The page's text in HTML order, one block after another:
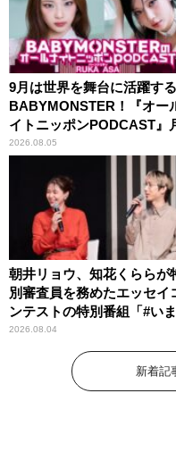
9月は世界を舞台に活躍する
BABYMONSTER！『オー
イトニッポンPODCAST』
わりパーソナリティ
2026.08.05
朝井リョウ、知花くららが
別審査員を務めたエッセイ
ンテストの特別番組「#い
なたに伝えたいこと」
2026.08.04
新着記